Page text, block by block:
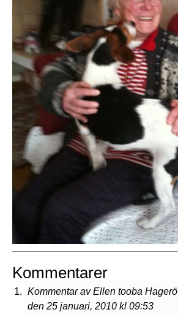
Kommentarer
Kommentar av Ellen tooba Hagerö
den 25 januari, 2010 kl 09:53